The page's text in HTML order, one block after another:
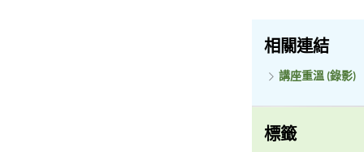
相關連結
講座重溫 (錄影)
標籤